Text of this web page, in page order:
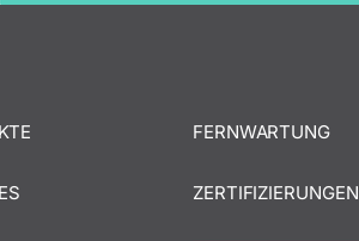
FERNWARTUNG
ZERTIFIZIERUNGEN